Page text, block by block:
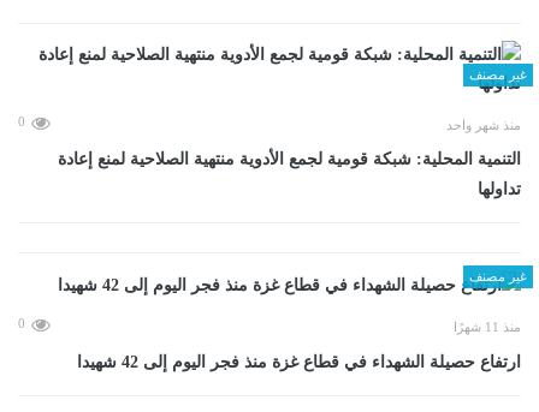
غير مصنف
منذ شهر واحد 0
التنمية المحلية: شبكة قومية لجمع الأدوية منتهية الصلاحية لمنع إعادة
تداولها
غير مصنف
منذ 11 شهرًا 0
ارتفاع حصيلة الشهداء في قطاع غزة منذ فجر اليوم إلى 42 شهيدا